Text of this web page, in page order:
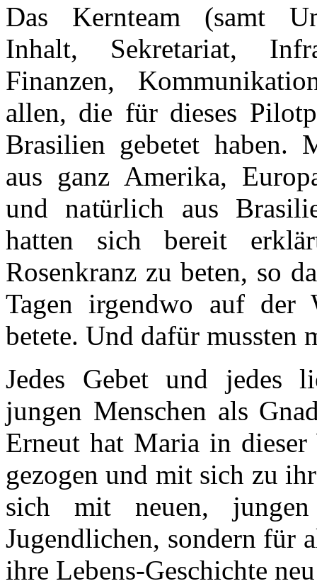
Das Kernteam (samt
Inhalt, Sekretariat,
Finanzen,
allen, die für dieses
Brasilien gebetet haben.
aus ganz Amerika,
und natürlich aus
hatten sich bereit
Rosenkranz zu beten, so
Tagen irgendwo auf der
betete. Und dafür mussten
Jedes Gebet und jedes
jungen Menschen als
Erneut hat Maria in
gezogen und mit sich zu
sich mit neuen,
Jugendlichen, sondern für
ihre Lebens-Geschichte